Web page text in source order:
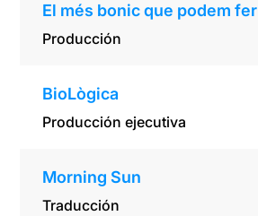
El més bonic que podem fer
Producción
BioLògica
Producción ejecutiva
Morning Sun
Traducción